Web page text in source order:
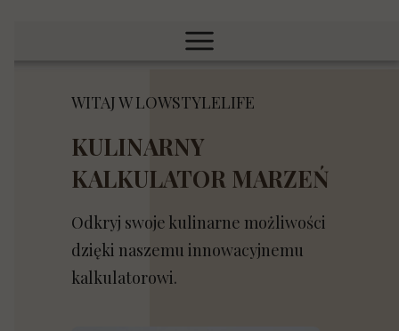
WITAJ W LOWSTYLELIFE
KULINARNY
KALKULATOR MARZEŃ
Odkryj swoje kulinarne możliwości
dzięki naszemu innowacyjnemu
kalkulatorowi.